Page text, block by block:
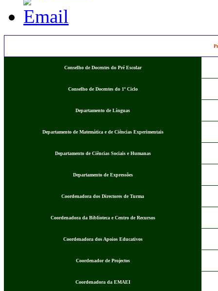
Conselho de Docentes do Pré Escolar
Conselho de Docentes do 1º Ciclo
Departamento de Línguas
Departamento de Matemática e de Ciências Experimentais
Departamento de Ciências Sociais e Humanas
Departamento de Expressões
Coordenadora dos Directores de Turma
Coordenadora da Biblioteca e Centro de Recursos
Coordenadora dos Apoios Educativos
Coordenador de Projectos
Coordenadora da EMAEI